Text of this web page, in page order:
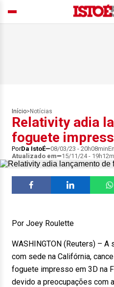
Início> Notícias
Relativity adia
foguete
PorDa IstoÉ 08/03/23 - 20h08min
Atualizado em
15/11/24 -
Por Joey Roulette
WASHINGTON (Reuters) – A
com sede na Califórnia,
foguete impresso em 3D na
devido a preocupações com